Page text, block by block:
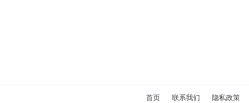
首页 联系我们 隐私政策